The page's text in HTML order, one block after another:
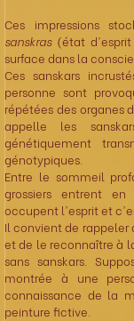
Ces impressions
sanskras(état d'esprit
surface dans la
Ces sanskars
personne sont
répétées des organes
appelle les
génétiquement
génotypiques.
Entre le sommeil
grossiers entrent
occupent l'esprit et
Il convient de
et de le reconnaître à
sans sanskars.
montrée à une
connaissance de la
peinture fictive.